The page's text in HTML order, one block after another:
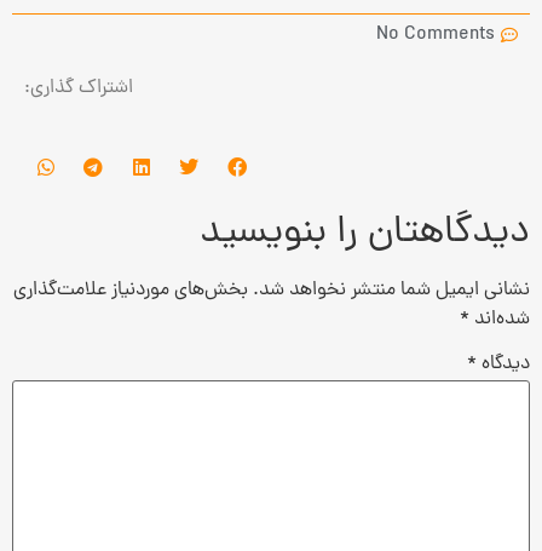
No Comments
اشتراک گذاری:
دیدگاهتان را بنویسید
نشانی ایمیل شما منتشر نخواهد شد. بخش‌های موردنیاز علامت‌گذاری
شده‌اند *
دیدگاه *